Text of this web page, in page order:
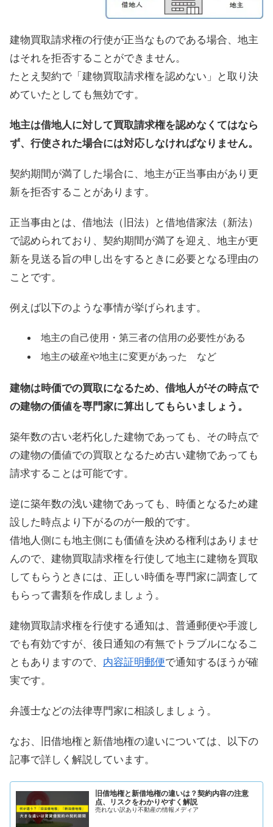
建物買取請求権の行使が正当なものである場合、地主
はそれを拒否することができません。
たとえ契約で「建物買取請求権を認めない」と取り決
めていたとしても無効です。
地主は借地人に対して買取請求権を認めなくてはなら
ず、行使された場合には対応しなければなりません。
契約期間が満了した場合に、地主が正当事由があり更
新を拒否することがあります。
正当事由とは、借地法（旧法）と借地借家法（新法）
で認められており、契約期間が満了を迎え、地主が更
新を見送る旨の申し出をするときに必要となる理由の
ことです。
例えば以下のような事情が挙げられます。
地主の自己使用・第三者の信用の必要性がある
地主の破産や地主に変更があった など
建物は時価での買取になるため、借地人がその時点で
の建物の価値を専門家に算出してもらいましょう。
築年数の古い老朽化した建物であっても、その時点で
の建物の価値での買取となるため古い建物であっても
請求することは可能です。
逆に築年数の浅い建物であっても、時価となるため建
設した時点より下がるのが一般的です。
借地人側にも地主側にも価値を決める権利はありませ
んので、建物買取請求権を行使して地主に建物を買取
してもらうときには、正しい時価を専門家に調査して
もらって書類を作成しましょう。
建物買取請求権を行使する通知は、普通郵便や手渡し
でも有効ですが、後日通知の有無でトラブルになるこ
ともありますので、 内容証明郵便で通知するほうが確
実です。
弁護士などの法律専門家に相談しましょう。
なお、旧借地権と新借地権の違いについては、以下の
記事で詳しく解説しています。
旧借地権と新借地権の違いは？契約内容の注意
点、リスクをわかりやすく解説
売れない訳あり不動産の情報メディア